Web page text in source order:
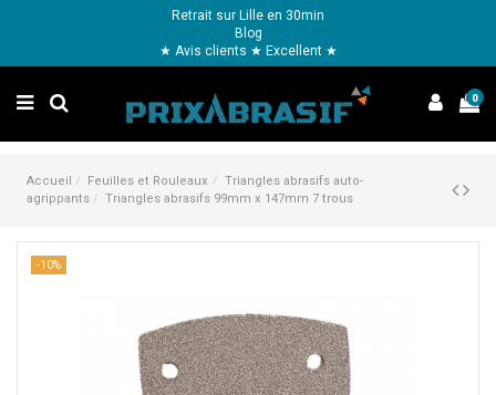
Retrait sur Lille en 30min
Blog
★ Avis clients ★ Excellent ★
0
Accueil Feuilles et Rouleaux
Triangles abrasifs auto-
agrippants
Triangles abrasifs 99mm x 147mm 7 trous
-10%